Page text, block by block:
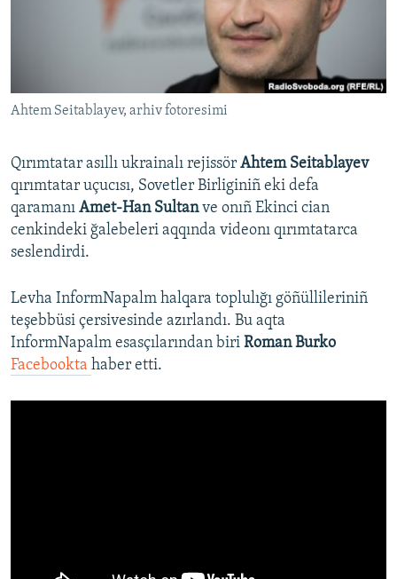
QOŞULIÑIZ!
RFE/RS bütün saytları
Ahtem Seitablayev, arhiv fotoresimi
Qırımtatar asıllı ukrainalı rejissör Ahtem Seitablayev
qırımtatar uçucısı, Sovetler Birliginiñ eki defa
qaramanı Amet-Han Sultanve onıñ Ekinci cian
cenkindeki ğalebeleri aqqında videonı qırımtatarca
seslendirdi.
Levha InformNapalm halqara toplulığı göñüllileriniñ
teşebbüsi çersivesinde azırlandı. Bu aqta
InformNapalm esasçılarından biri Roman Burko
Facebookta haber etti.